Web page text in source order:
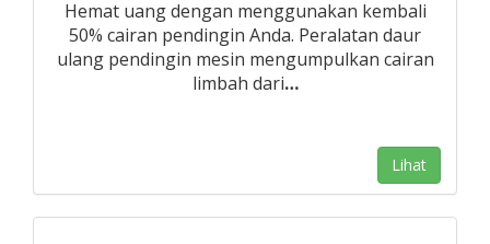
Hemat uang dengan menggunakan kembali
50% cairan pendingin Anda. Peralatan daur
ulang pendingin mesin mengumpulkan cairan
limbah dari…
Lihat